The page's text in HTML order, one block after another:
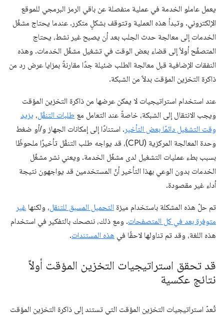
يعمل عاملو الخدمة في عملية منفصلة عن باقي الرمز البرمجي للموقع
الإلكتروني. وتبدأ هذه العملية وتتوقف بشكلٍ متكرر. عندما يحتاج مشغّل
الخدمات إلى معالجة حدث الجلب بعد أن يصبح غير نشط، يحتاج
المتصفّح أولاً إلى قضاء بعض الوقت في تشغيل مشغّل الخدمات. وهذه
النفقات الإضافية قبل معالجة الطلب ضئيلة جدًا مقارنةً بمزايا عرض رد من
ذاكرة التخزين المؤقت بدلاً من الشبكة.
عند استخدام استراتيجيات لا يمكن عرضها من ذاكرة التخزين المؤقت
ويجب الانتقال إلى الشبكة، خاصةً عند التعامل مع طلبات التنقّل، يزيد
وقت التشغيل دائمًا بعض التأخير . استنادًا إلى إمكانات الجهاز و/أو ضغط
وحدة المعالجة المركزية (CPU)، قد يواجه طلب التنقّل تأخيرًا ملحوظًا
بسبب بطء عمليات التشغيل لدى مشغّل الخدمة. ويعني نشر مشغّل
الخدمات بدون الوعي بهذا التأخير أنّ المستخدمين قد يواجهون نتيجة
أداء غير مقصودة.
تم حلّ هذه المشكلة باستخدام ميزة التحميل المسبق للتنقل، ولكنها غير
متوفرة بعد في كل المتصفحات. ومع ذلك، ننصحك بالتفكير في استخدام
هذه اللغة، وقد تم تناولها لاحقًا في هذه المستندات.
قد تحقق استراتيجيات التخزين المؤقت أولاً
نتائج عكسية
تُعدّ استراتيجيات التخزين المؤقت التي تستند إلى ذاكرة التخزين المؤقت